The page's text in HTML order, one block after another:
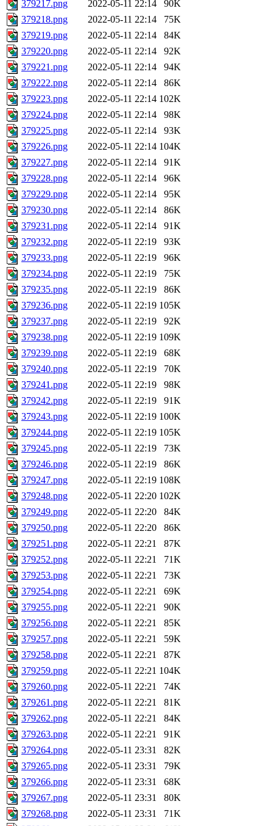
379217.png 2022-05-11 22:14
90K
379218.png
2022-05-11 22:14
75K
379219.png
2022-05-11 22:14
84K
379220.png
2022-05-11 22:14
92K
379221.png
2022-05-11 22:14
94K
379222.png
2022-05-11 22:14
86K
379223.png
2022-05-11 22:14 102K
379224.png
2022-05-11 22:14
98K
379225.png
2022-05-11 22:14
93K
379226.png
2022-05-11 22:14 104K
379227.png
2022-05-11 22:14
91K
379228.png
2022-05-11 22:14
96K
379229.png
2022-05-11 22:14
95K
379230.png
2022-05-11 22:14
86K
379231.png
2022-05-11 22:14
91K
379232.png
2022-05-11 22:19
93K
379233.png
2022-05-11 22:19
96K
379234.png
2022-05-11 22:19
75K
379235.png
2022-05-11 22:19
86K
379236.png
2022-05-11 22:19 105K
379237.png
2022-05-11 22:19
92K
379238.png
2022-05-11 22:19 109K
379239.png
2022-05-11 22:19
68K
379240.png
2022-05-11 22:19
70K
379241.png
2022-05-11 22:19
98K
379242.png
2022-05-11 22:19
91K
379243.png
2022-05-11 22:19 100K
379244.png
2022-05-11 22:19 105K
379245.png
2022-05-11 22:19
73K
379246.png
2022-05-11 22:19
86K
379247.png
2022-05-11 22:19 108K
379248.png
2022-05-11 22:20 102K
379249.png
2022-05-11 22:20
84K
379250.png
2022-05-11 22:20
86K
379251.png
2022-05-11 22:21
87K
379252.png
2022-05-11 22:21
71K
379253.png
2022-05-11 22:21
73K
379254.png
2022-05-11 22:21
69K
379255.png
2022-05-11 22:21
90K
379256.png
2022-05-11 22:21
85K
379257.png
2022-05-11 22:21
59K
379258.png
2022-05-11 22:21
87K
379259.png
2022-05-11 22:21 104K
379260.png
2022-05-11 22:21
74K
379261.png
2022-05-11 22:21
81K
379262.png
2022-05-11 22:21
84K
379263.png
2022-05-11 22:21
91K
379264.png
2022-05-11 23:31
82K
379265.png
2022-05-11 23:31
79K
379266.png
2022-05-11 23:31
68K
379267.png
2022-05-11 23:31
80K
379268.png
2022-05-11 23:31
71K